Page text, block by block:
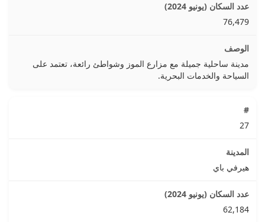
76,479
مدينة ساحلية جميلة مع مزارع الموز وشواطئ رائعة، تعتمد على
السياحة والخدمات البحرية.
27
هيرفي باي
62,184